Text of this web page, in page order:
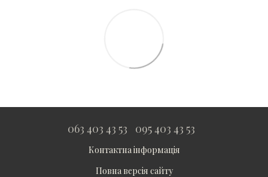
063 403 43 53 095 403 43 53
Контактна інформація
Повна версія сайту